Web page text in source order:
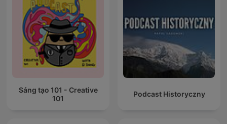
Sáng tạo 101 - Creative
101
Podcast Historyczny